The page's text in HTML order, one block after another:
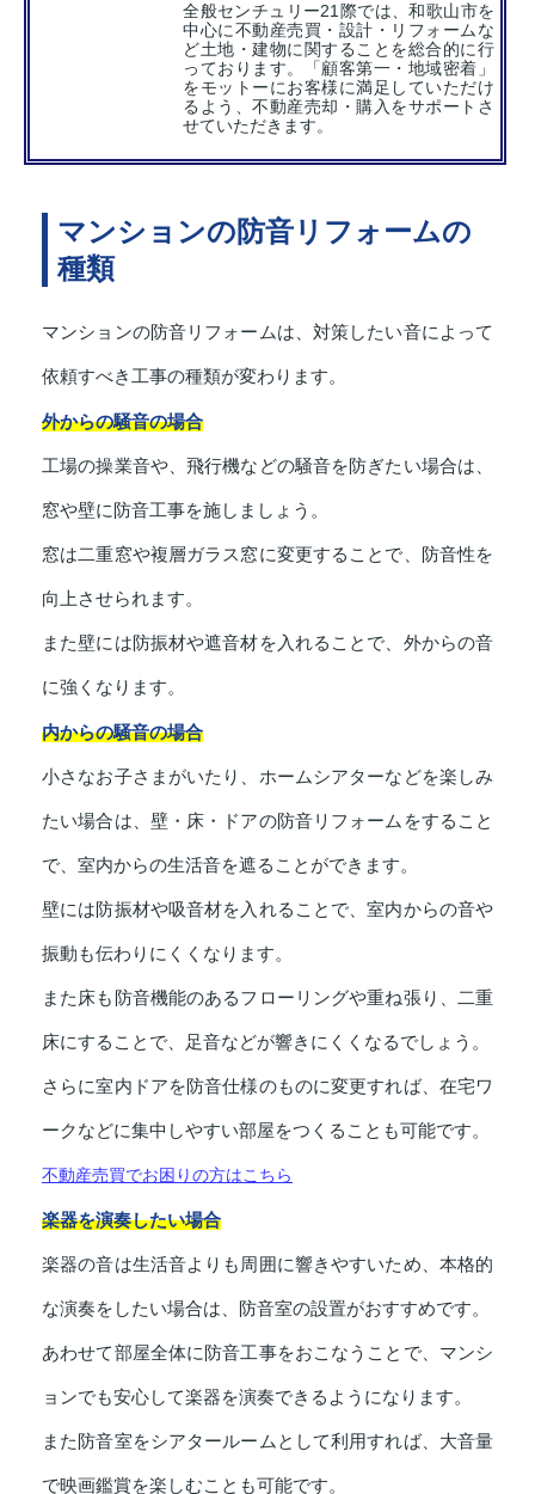
全般センチュリー21際では、和歌山市を
中心に不動産売買・設計・リフォームな
ど土地・建物に関することを総合的に行
っております。「顧客第一・地域密着」
をモットーにお客様に満足していただけ
るよう、不動産売却・購入をサポートさ
せていただきます。
マンションの防音リフォームの
種類
マンションの防音リフォームは、対策したい音によって
依頼すべき工事の種類が変わります。
外からの騒音の場合
工場の操業音や、飛行機などの騒音を防ぎたい場合は、
窓や壁に防音工事を施しましょう。
窓は二重窓や複層ガラス窓に変更することで、防音性を
向上させられます。
また壁には防振材や遮音材を入れることで、外からの音
に強くなります。
内からの騒音の場合
小さなお子さまがいたり、ホームシアターなどを楽しみ
たい場合は、壁・床・ドアの防音リフォームをすること
で、室内からの生活音を遮ることができます。
壁には防振材や吸音材を入れることで、室内からの音や
振動も伝わりにくくなります。
また床も防音機能のあるフローリングや重ね張り、二重
床にすることで、足音などが響きにくくなるでしょう。
さらに室内ドアを防音仕様のものに変更すれば、在宅ワ
ークなどに集中しやすい部屋をつくることも可能です。
不動産売買でお困りの方はこちら
楽器を演奏したい場合
楽器の音は生活音よりも周囲に響きやすいため、本格的
な演奏をしたい場合は、防音室の設置がおすすめです。
あわせて部屋全体に防音工事をおこなうことで、マンシ
ョンでも安心して楽器を演奏できるようになります。
また防音室をシアタールームとして利用すれば、大音量
で映画鑑賞を楽しむことも可能です。